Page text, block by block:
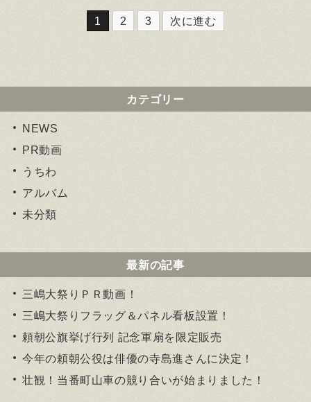
1 2 3 次に進む
カテゴリー
NEWS
PR動画
うちわ
アルバム
未分類
最新の記事
三嶋大祭りＰＲ動画！
三嶋大祭りフラッグ＆パネル看板設置！
頼朝公旗挙げ行列 記念軍扇を限定販売
今年の頼朝公役は俳優の寺島進さんに決定！
壮観！当番町山車の競り合いが始まりました！